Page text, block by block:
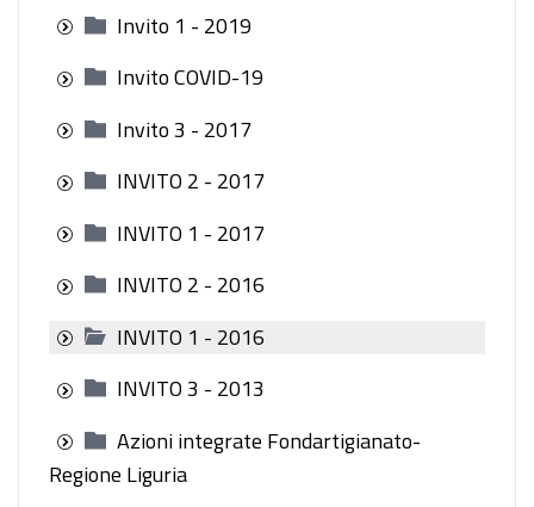
Invito 1 - 2019
Invito COVID-19
Invito 3 - 2017
INVITO 2 - 2017
INVITO 1 - 2017
INVITO 2 - 2016
INVITO 1 - 2016
INVITO 3 - 2013
Azioni integrate Fondartigianato-
Regione Liguria